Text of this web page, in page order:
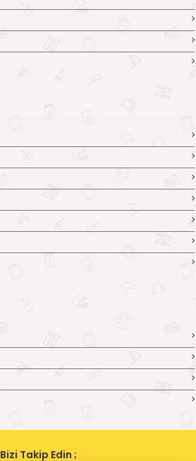
Bizi Takip Edin ;